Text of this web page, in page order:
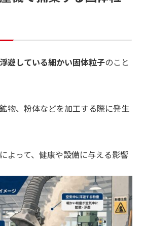
遊している細かい固体粒子のこと
物、粉体などを加工する際に発生
よって、健康や設備に与える影響